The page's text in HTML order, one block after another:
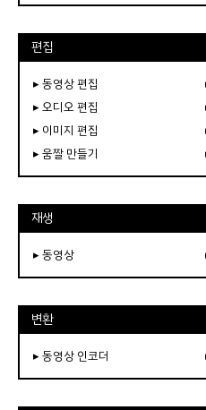
편집
▸ 동영상 편집
▸ 오디오 편집
▸ 이미지 편집
▸ 움짤 만들기
재생
▸ 동영상
변환
▸ 동영상 인코더